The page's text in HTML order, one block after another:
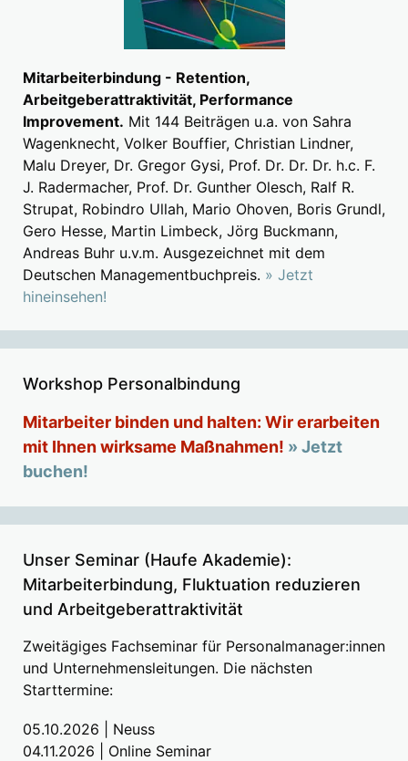
Mitarbeiterbindung - Retention,
Arbeitgeberattraktivität, Performance
Improvement. Mit 144 Beiträgen u.a. von Sahra
Wagenknecht, Volker Bouffier, Christian Lindner,
Malu Dreyer, Dr. Gregor Gysi, Prof. Dr. Dr. Dr. h.c. F.
J. Radermacher, Prof. Dr. Gunther Olesch, Ralf R.
Strupat, Robindro Ullah, Mario Ohoven, Boris Grundl,
Gero Hesse, Martin Limbeck, Jörg Buckmann,
Andreas Buhr u.v.m. Ausgezeichnet mit dem
Deutschen Managementbuchpreis. » Jetzt
hineinsehen!
Workshop Personalbindung
Mitarbeiter binden und halten: Wir erarbeiten
mit Ihnen wirksame Maßnahmen! » Jetzt
buchen!
Unser Seminar (Haufe Akademie):
Mitarbeiterbindung, Fluktuation reduzieren
und Arbeitgeberattraktivität
Zweitägiges Fachseminar für Personalmanager:innen
und Unternehmensleitungen. Die nächsten
Starttermine:
05.10.2026 | Neuss
04.11.2026 | Online Seminar